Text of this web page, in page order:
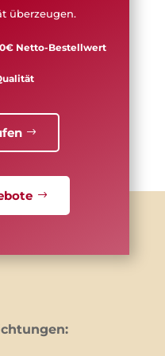
überzeugen.
Netto-Bestellwert